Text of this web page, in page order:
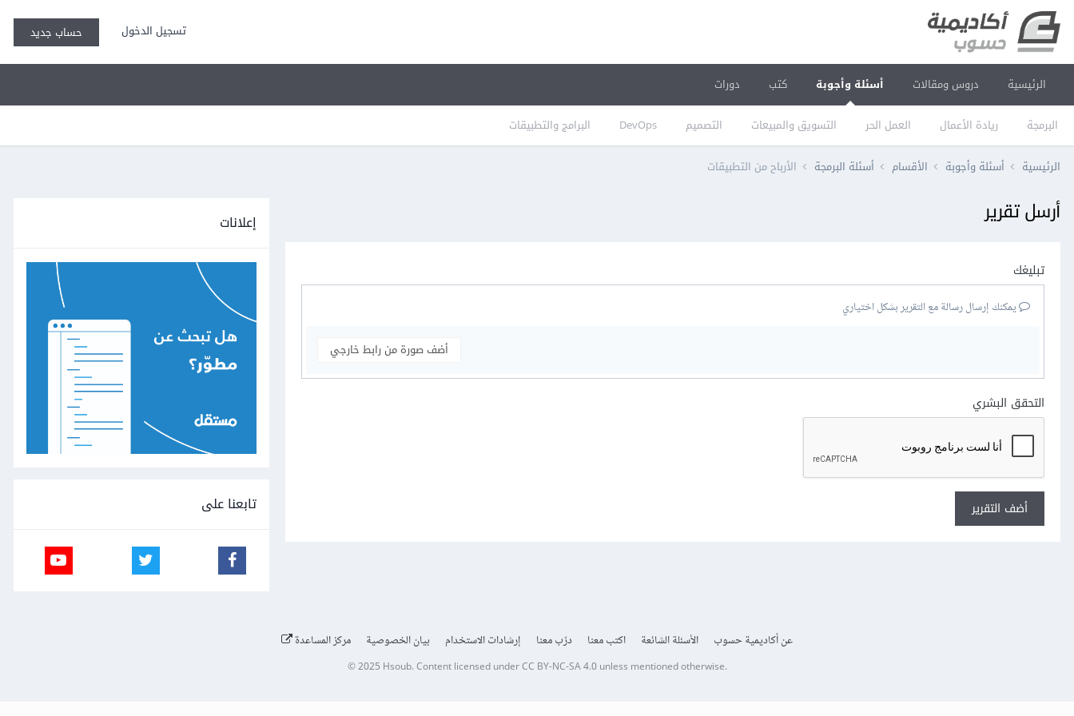
تسجيل الدخول حساب جديد
الرئيسية دروس ومقالات أسئلة وأجوبة
البرمجة ريادة الأعمال العمل الحر التسويق والمبيعات التصميم DevOps البرامج والتطبيقات
كتب دورات
الرئيسية أسئلة وأجوبة الأقسام أسئلة البرمجة الأرباح من التطبيقات
أرسل تقرير
تبليغك
يمكنك إرسال رسالة مع التقرير بشكل اختياري
أضف صورة من رابط خارجي
التحقق البشري
أضف التقرير
إعلانات
تابعنا على
عن أكاديمية حسوب الأسئلة الشائعة اكتب معنا درّب معنا إرشادات الاستخدام بيان الخصوصية مركز المساعدة
© 2025 Hsoub.Content licensed underCC BY-NC-SA 4.0unless mentioned otherwise.